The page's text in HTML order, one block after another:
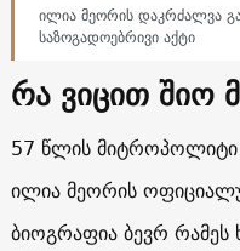
ილია მეორის დაკრძალვა
საზოგადოებრივი აქტი
რა ვიცით შიო
57 წლის მიტროპოლიტი
ილია მეორის
ბიოგრაფია ბევრ რამეს